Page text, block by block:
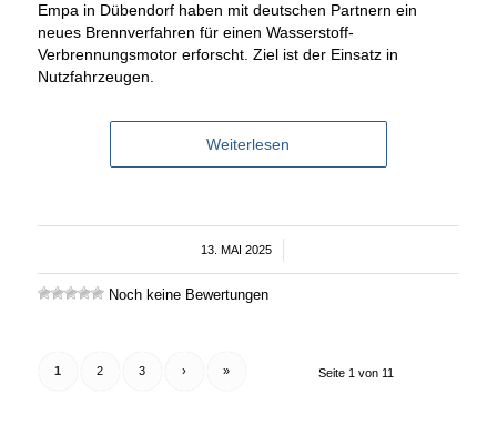
Empa in Dübendorf haben mit deutschen Partnern ein
neues Brennverfahren für einen Wasserstoff-
Verbrennungsmotor erforscht. Ziel ist der Einsatz in
Nutzfahrzeugen.
Weiterlesen
13. MAI 2025
/
Noch keine Bewertungen
Seite 1 von 11
1 2 3 › »